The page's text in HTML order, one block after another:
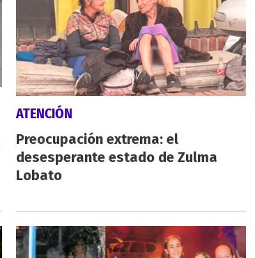
ATENCIÓN
Preocupación extrema: el
desesperante estado de Zulma
Lobato